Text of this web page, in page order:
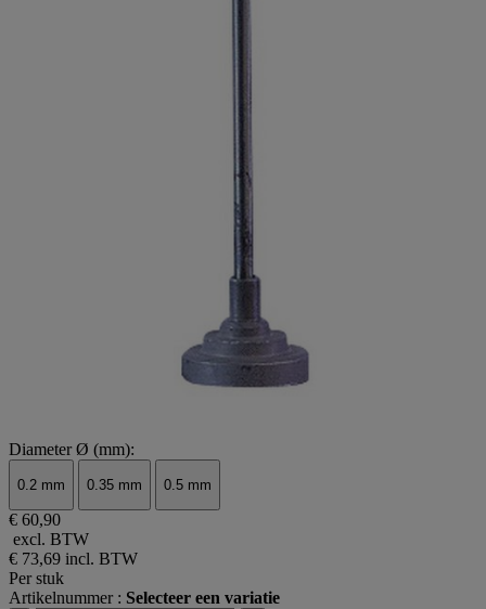
Diameter Ø (mm):
0.2 mm 0.35 mm 0.5 mm
€ 60,90
excl. BTW
€ 73,69 incl. BTW
Per stuk
Artikelnummer : Selecteer een variatie